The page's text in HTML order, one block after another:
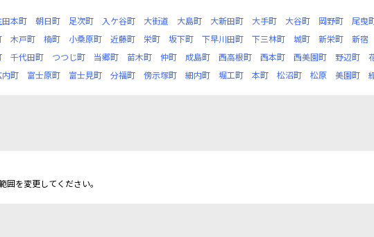
田本町 朝日町 足次町 入ケ谷町 大街道 大島町 大新田町 大手町 大谷町 岡野町 尾曳
木戸町 楠町 小桑原町 近藤町 栄町 坂下町 下早川田町 下三林町 城町 新栄町 新宿
千代田町 つつじ町 当郷町 苗木町 仲町 成島町 西高根町 西本町 西美園町 野辺町
内町 富士原町 富士見町 分福町 傍示塚町 細内町 堀工町 本町 松沼町 松原 美園町
を変更してください。